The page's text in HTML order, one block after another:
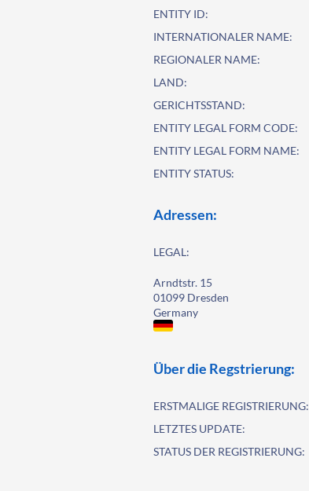
ENTITY ID:
INTERNATIONALER NAME:
REGIONALER NAME:
LAND:
GERICHTSSTAND:
ENTITY LEGAL FORM CODE:
ENTITY LEGAL FORM NAME:
ENTITY STATUS:
Adressen:
LEGAL:
Arndtstr. 15
01099 Dresden
Germany
Über die Regstrierung:
ERSTMALIGE REGISTRIERUNG:
LETZTES UPDATE:
STATUS DER REGISTRIERUNG: